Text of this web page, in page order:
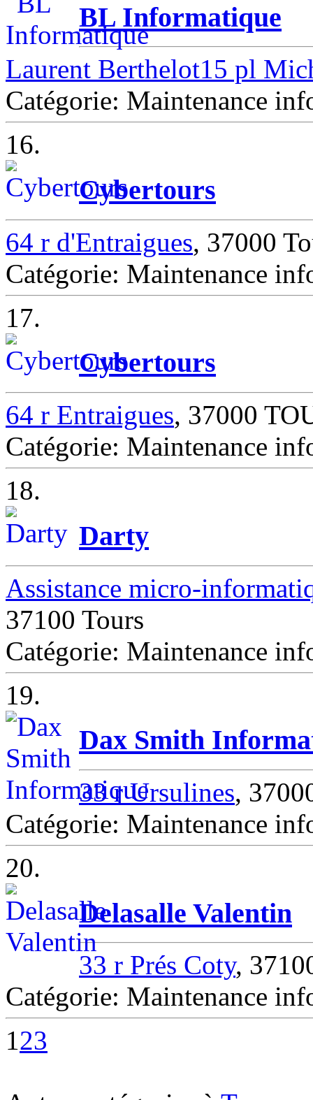
BL Informatique
Laurent Berthelot15 pl
Catégorie: Maintenance
16.
Cybertours
64 r d'Entraigues, 37000
Catégorie: Maintenance
17.
Cybertours
64 r Entraigues, 37000
Catégorie: Maintenance
18.
Darty
Assistance micro-
37100 Tours
Catégorie: Maintenance
19.
Dax Smith
33 r Ursulines,
Catégorie: Maintenance
20.
Delasalle Valentin
33 r Prés Coty,
Catégorie: Maintenance
123